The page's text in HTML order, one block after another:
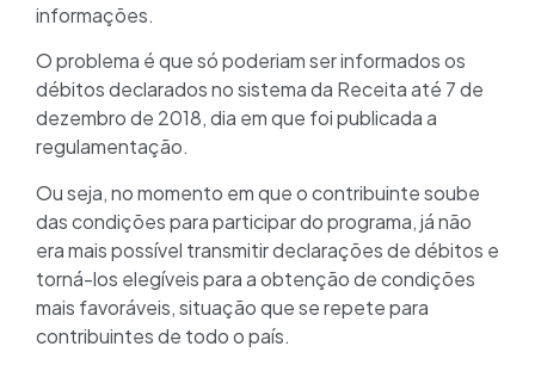
informações.
O problema é que só poderiam ser informados os
débitos declarados no sistema da Receita até 7 de
dezembro de 2018, dia em que foi publicada a
regulamentação.
Ou seja, no momento em que o contribuinte soube
das condições para participar do programa, já não
era mais possível transmitir declarações de débitos e
torná-los elegíveis para a obtenção de condições
mais favoráveis, situação que se repete para
contribuintes de todo o país.